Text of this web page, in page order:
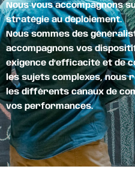
Nous vous accompagnons
stratégie au déploiement.
Nous sommes des
accompagnons vos
exigence d’efficacité et de
les sujets complexes,nous
lesdifférents canaux de
vos performances.